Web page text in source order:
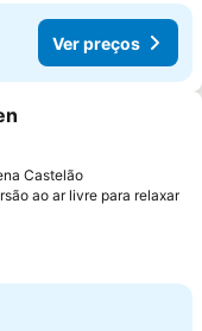
Ver preços
aos favoritos
Castelão
ao ar livre para relaxar